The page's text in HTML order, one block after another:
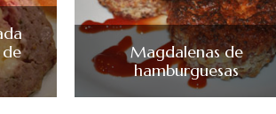
Magdalenas de
hamburguesas